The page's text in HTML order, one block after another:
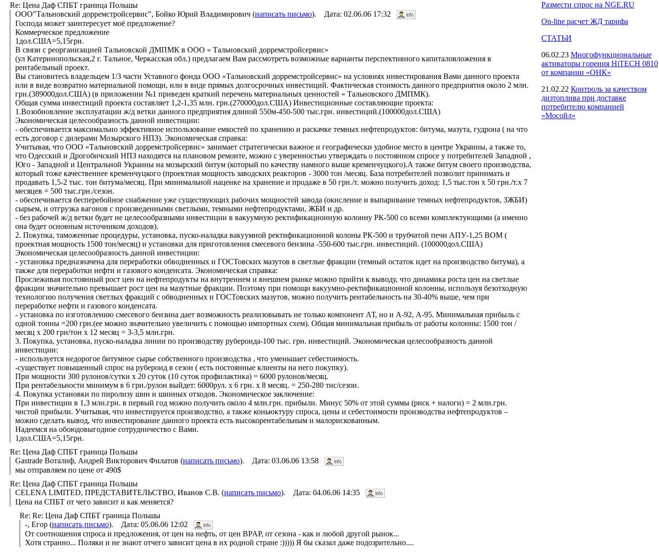
Re: Цена Даф СПБТ граница Польшы
ООО"Тальновский дорремстройсервис", Бойко Юрий Владимирович (написать письмо). Дата: 02.06.06 17:32
Господа может заинтересует моё предложение?
Коммерческое предложение
1дол.США=5,15грн.
В связи с реорганизацией Тальновской ДМПМК в ООО « Тальновский дорремстройсервис»
(ул Катеринопольская,2 г. Тальное, Черкасская обл.) предлагаем Вам рассмотреть возможные варианты перспективного капиталовложения в
рентабельный проект.
Вы становитесь владельцем 1/3 части Уставного фонда ООО «Тальновский дорремстройсервис» на условиях инвестирования Вами данного проекта
или в виде возвратно материальной помощи, или в виде прямых долгосрочных инвестиций. Фактическая стоимость данного предприятия около 2 млн.
грн.(389000дол.США) (в приложении №1 приведен краткий перечень материальных ценностей « Тальновского ДМПМК).
Общая сумма инвестиций проекта составляет 1,2-1,35 млн. грн.(270000дол.США) Инвестиционные составляющие проекта:
1.Возобновление эксплуатации ж/д ветки данного предприятия длиной 550м-450-500 тыс.грн. инвестиций.(100000дол.США)
Экономическая целесообразность данной инвестиции:
- обеспечивается максимально эффективное использование емкостей по хранению и раскачке темных нефтепродуктов: битума, мазута, гудрона ( на что
есть договор с дилерами Мозырского НПЗ). Экономическая справка:
Учитывая, что ООО «Тальновский дорремстройсервис» занимает стратегически важное и географически удобное место в центре Украины, а также то,
что Одесский и Дрогобичский НПЗ находятся на плановом ремонте, можно с уверенностью утверждать о постоянном спросе у потребителей Западной ,
Юго - Западной и Центральной Украины на мозырский битум (который по качеству намного выше кременчуцкого).А также битум своего производства,
который тоже качественнее кременчуцкого (проектная мощность заводских реакторов - 3000 тон /месяц. База потребителей позволит принимать и
продавать 1,5-2 тыс. тон битума/месяц. При минимальной наценке на хранение и продаже в 50 грн./т. можно получить доход: 1,5 тыс.тон х 50 грн./т.х 7
месяцев = 500 тыс.грн./сезон.
- обеспечивается бесперебойное снабжение уже существующих рабочих мощностей завода (окисление и выпаривание темных нефтепродуктов, ЗЖБИ)
сырьем, и отгрузка вагонов с произведенными светлыми, темными нефтепродуктами, ЖБИ и др.
- без рабочей ж/д ветки будет не целесообразными инвестиции в вакуумную ректификационную колонну РК-500 со всеми комплектующими (а именно
она будет основным источником доходов).
2. Покупка, таможенные процедуры, установка, пуско-наладка вакуумной ректификационной колоны РК-500 и трубчатой печи АПУ-1,25 ВОМ (
проектная мощность 1500 тон/месяц) и установки для приготовления смесевого бензина -550-600 тыс.грн. инвестиций. (100000дол.США)
Экономическая целесообразность данной инвестиции:
- установка предназначена для переработки обводненных и ГОСТовских мазутов в светлые фракции (темный остаток идет на производство битума), а
также для переработки нефти и газового конденсата. Экономическая справка:
Прослеживая постоянный рост цен на нефтепродукты на внутреннем и внешнем рынке можно прийти к выводу, что динамика роста цен на светлые
фракции значительно превышает рост цен на мазутные фракции. Поэтому при помощи вакуумно-ректификационной колонны, используя безотходную
технологию получения светлых фракций с обводненных и ГОСТовских мазутов, можно получить рентабельность на 30-40% выше, чем при
переработке нефти и газового конденсата.
- установка по изготовлению смесевого бензина дает возможность реализовывать не только компонент АТ, но и А-92, А-95. Минимальная прибыль с
одной тонны =200 грн.(ее можно значительно увеличить с помощью импортных схем). Общая минимальная прибыль от работы колонны: 1500 тон /
месяц х 200 грн/тон х 12 месяц = 3-3,5 млн.грн.
3. Покупка, установка, пуско-наладка линии по производству рубероида-100 тыс. грн. инвестиций. Экономическая целесообразность данной
инвестиции:
- используется недорогое битумное сырье собственного производства , что уменьшает себестоимость.
-существует повышенный спрос на рубероид в сезон ( есть постоянные клиенты на него покупку).
При мощности 300 рулонов/сутки х 20 суток (10 суток профилактика) = 6000 рулонов/месяц.
При рентабельности минимум в 6 грн./рулон выйдет: 6000рул. х 6 грн. х 8 месяц. = 250-280 тис/сезон.
4. Покупка установки по пиролизу шин и шинных отходов. Экономическое заключение:
При инвестиции в 1,3 млн.грн. в первый год можно получить около 4 млн.грн. прибыли. Минус 50% от этой суммы (риск + налоги) = 2 млн.грн.
чистой прибыли. Учитывая, что инвестируется производство, а также коньюктуру спроса, цены и себестоимости производства нефтепродуктов –
можно сделать вывод, что инвестирование данного проекта есть высокорентабельным и малорискованным.
Надеемся на обоюдовыгодное сотрудничество с Вами.
1дол.США=5,15грн.
Re: Цена Даф СПБТ граница Польшы
Gastrade Воталиф, Андрей Викторович Филатов (написать письмо). Дата: 03.06.06 13:58
мы отправляем по цене от 490$
Re: Цена Даф СПБТ граница Польшы
CELENA LIMITED, ПРЕДСТАВИТЕЛЬСТВО, Иванов С.В. (написать письмо). Дата: 04.06.06 14:35
Цена на СПБТ от чего зависит и как меняется?
Re: Re: Цена Даф СПБТ граница Польшы
-, Егор (написать письмо). Дата: 05.06.06 12:02
От соотношения спроса и предложения, от цен на нефть, от цен BPAP, от сезона - как и любой другой рынок...
Хотя странно... Поляки и не знают отчего зависит цена в их родной стране :))))) Я бы сказал даже подозрительно....
Размести спрос на NGE.RU
On-line расчет ЖД тарифа
СТАТЬИ
06.02.23 Многофункциональные
активаторы горения HiTECH 0810
от компании «ОНК»
21.02.22 Контроль за качеством
дизтоплива при доставке
потребителю компанией
«Мосойл»